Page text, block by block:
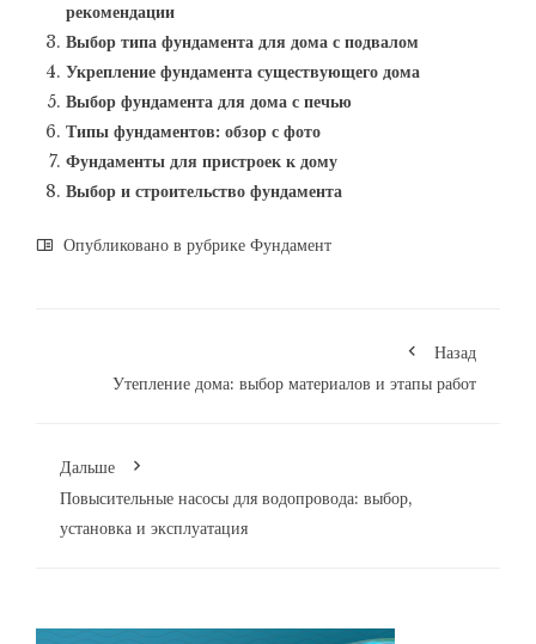
рекомендации
Выбор типа фундамента для дома с подвалом
Укрепление фундамента существующего дома
Выбор фундамента для дома с печью
Типы фундаментов: обзор с фото
Фундаменты для пристроек к дому
Выбор и строительство фундамента
Опубликовано в рубрике Фундамент
Назад
Утепление дома: выбор материалов и этапы работ
Дальше
Повысительные насосы для водопровода: выбор,
установка и эксплуатация